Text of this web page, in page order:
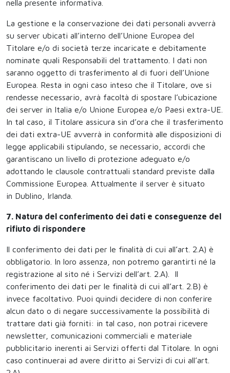
nella presente informativa.
La gestione e la conservazione dei dati personali avverrà
su server ubicati all’interno dell’Unione Europea del
Titolare e/o di società terze incaricate e debitamente
nominate quali Responsabili del trattamento. I dati non
saranno oggetto di trasferimento al di fuori dell’Unione
Europea. Resta in ogni caso inteso che il Titolare, ove si
rendesse necessario, avrà facoltà di spostare l’ubicazione
dei server in Italia e/o Unione Europea e/o Paesi extra-UE.
In tal caso, il Titolare assicura sin d’ora che il trasferimento
dei dati extra-UE avverrà in conformità alle disposizioni di
legge applicabili stipulando, se necessario, accordi che
garantiscano un livello di protezione adeguato e/o
adottando le clausole contrattuali standard previste dalla
Commissione Europea. Attualmente il server è situato
in Dublino, Irlanda.
7. Natura del conferimento dei dati e conseguenze del
rifiuto di rispondere
Il conferimento dei dati per le finalità di cui all’art. 2.A) è
obbligatorio. In loro assenza, non potremo garantirti né la
registrazione al sito né i Servizi dell’art. 2.A). Il
conferimento dei dati per le finalità di cui all’art. 2.B) è
invece facoltativo. Puoi quindi decidere di non conferire
alcun dato o di negare successivamente la possibilità di
trattare dati già forniti: in tal caso, non potrai ricevere
newsletter, comunicazioni commerciali e materiale
pubblicitario inerenti ai Servizi offerti dal Titolare. In ogni
caso continuerai ad avere diritto ai Servizi di cui all’art.